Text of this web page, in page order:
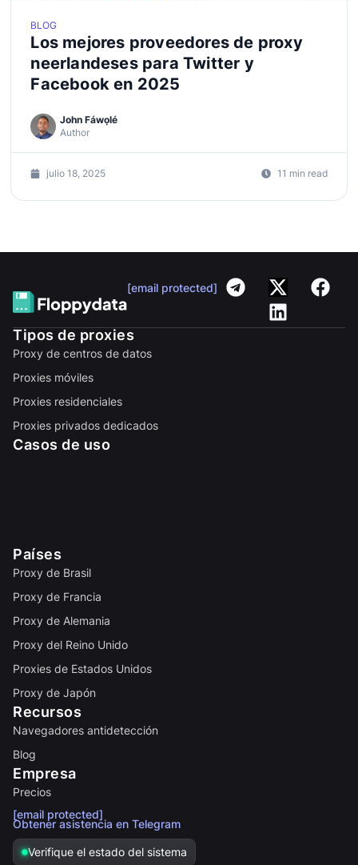
BLOG
Los mejores proveedores de proxy
neerlandeses para Twitter y
Facebook en 2025
Author
John Fáwọlé
julio 18, 2025 11 min read
[email protected]
Tipos de proxies
Proxy de centros de datos
Proxies móviles
Proxies residenciales
Proxies privados dedicados
Casos de uso
Países
Proxy de Brasil
Proxy de Francia
Proxy de Alemania
Proxy del Reino Unido
Proxies de Estados Unidos
Proxy de Japón
Recursos
Navegadores antidetección
Blog
Empresa
Precios
[email protected]
Obtener asistencia en Telegram
Verifique el estado del sistema